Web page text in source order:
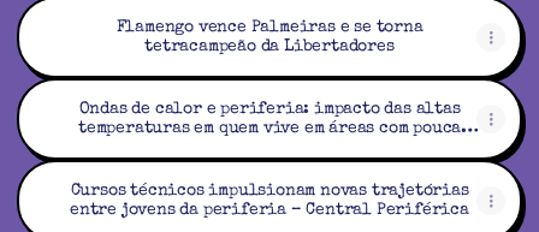
Flamengo vence Palmeiras e se torna
tetracampeão da Libertadores
Ondas de calor e periferia: impacto das altas
temperaturas em quem vive em áreas com pouca
Periférica
Cursos técnicos impulsionam novas trajetórias
entre jovens da periferia – Central Periférica